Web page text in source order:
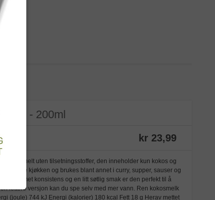
- 200ml
kr 23,99
og helt uten tilsetningsstoffer, den inneholder kun kokos og
asiatiske kjøkken og brukes blant annet i curry, supper, sauser og
kremet konsistens og en litt søtlig smak er den perfekt til å
lettere versjon kan du spe selv med mer vann. Ren kokosmelk
(joule) 744 kJ Energi (kalorier) 180 kcal Fett 18 g Herav mettet